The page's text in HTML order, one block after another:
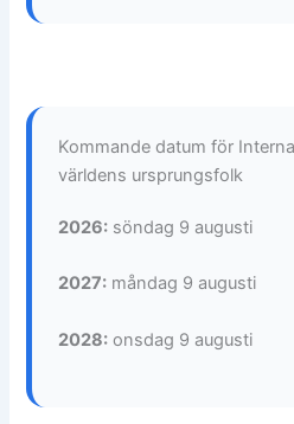
Kommande datum för
världens ursprungsfolk
2026: söndag 9 augusti
2027: måndag 9 augusti
2028: onsdag 9 augusti